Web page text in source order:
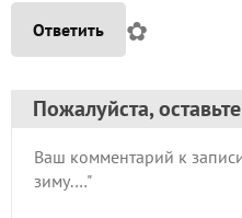
Ответить ✿
Пожалуйста,